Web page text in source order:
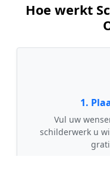
Hoe werkt
1.
Vul uw
schilderwerk u